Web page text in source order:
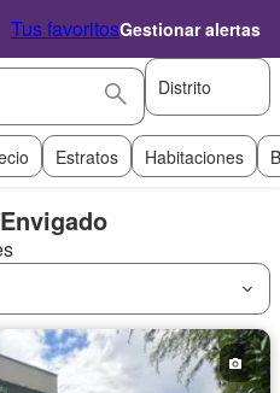
Tus favoritosGestionar alertas
Distrito
Estratos Habitaciones